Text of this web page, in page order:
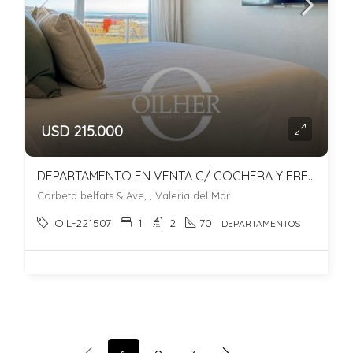
USD 215.000
DEPARTAMENTO EN VENTA C/ COCHERA Y FRENTE AL MAR – VALERIA DEL MAR
Corbeta belfats & Ave, , Valeria del Mar
OIL-221507 1 2 70 DEPARTAMENTOS